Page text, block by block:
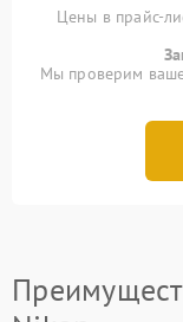
Цены в прайс-
Мы проверим